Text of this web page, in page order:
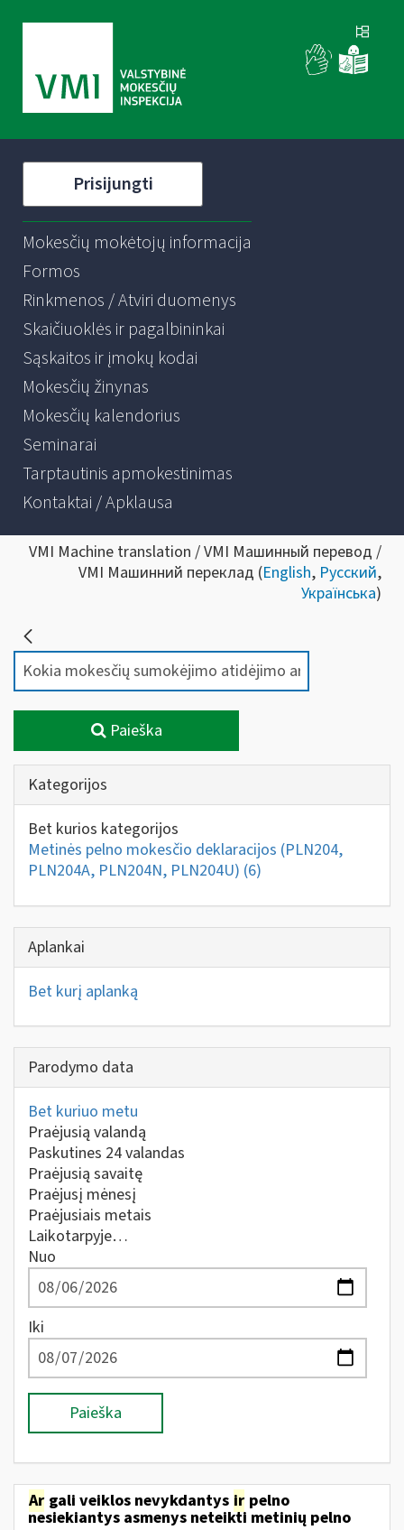
Prisijungti
Mokesčių mokėtojų informacija
Formos
Rinkmenos / Atviri duomenys
Skaičiuoklės ir pagalbininkai
Sąskaitos ir įmokų kodai
Mokesčių žinynas
Mokesčių kalendorius
Seminarai
Tarptautinis apmokestinimas
Kontaktai / Apklausa
VMI Machine translation / VMI Машинный перевод /
VMI Машинний переклад (English, Русский,
Українська)
Paieška
Kategorijos
Bet kurios kategorijos
Metinės pelno mokesčio deklaracijos (PLN204,
PLN204A, PLN204N, PLN204U) (6)
Aplankai
Bet kurį aplanką
Parodymo data
Bet kuriuo metu
Praėjusią valandą
Paskutines 24 valandas
Praėjusią savaitę
Praėjusį mėnesį
Praėjusiais metais
Laikotarpyje…
Nuo
Iki
Paieška
Ar gali veiklos nevykdantys ir pelno
nesiekiantys asmenys neteikti metinių pelno